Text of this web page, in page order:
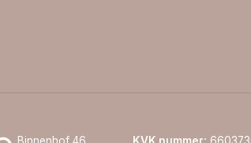
Binnenhof 46
KVK nummer: